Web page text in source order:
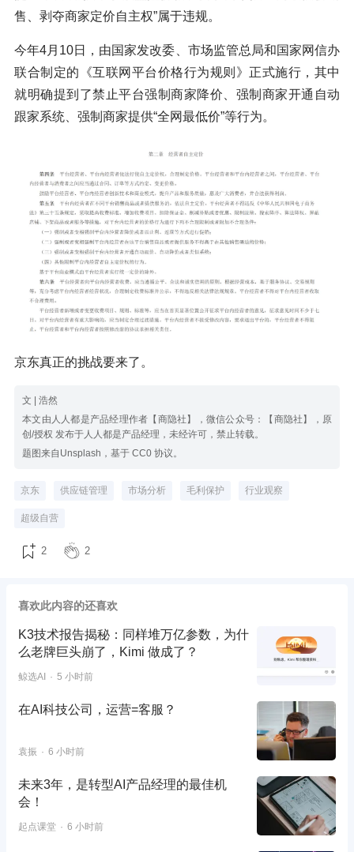
售、剥夺商家定价自主权”属于违规。
今年4月10日，由国家发改委、市场监管总局和国家网信办
联合制定的《互联网平台价格行为规则》正式施行，其中
就明确提到了禁止平台强制商家降价、强制商家开通自动
跟家系统、强制商家提供“全网最低价”等行为。
京东真正的挑战要来了。
文 | 浩然
本文由人人都是产品经理作者【商隐社】，微信公众号：【商隐社】，原
创/授权 发布于人人都是产品经理，未经许可，禁止转载。
题图来自Unsplash，基于 CC0 协议。
京东 供应链管理 市场分析 毛利保护 行业观察
超级自营
2 2
喜欢此内容的还喜欢
K3技术报告揭秘：同样堆万亿参数，为什
么老牌巨头崩了，Kimi 做成了？
鲸选AI 5 小时前
在AI科技公司，运营=客服？
袁振 6 小时前
未来3年，是转型AI产品经理的最佳机
会！
起点课堂 6 小时前